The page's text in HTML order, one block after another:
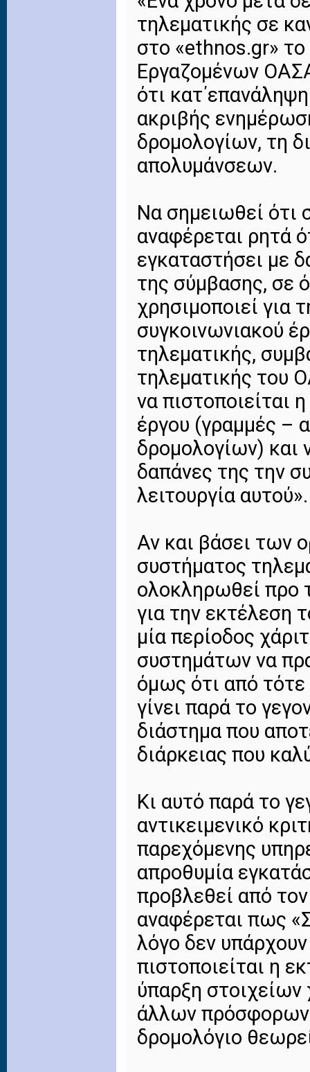
τηλεματικής σε
στο «ethnos.gr»
Εργαζομένων
ότι
ακριβής
δρομολογίων, τη
απολυμάνσεων.
Να σημειωθεί
αναφέρεται ρητά
εγκαταστήσει με
της σύμβασης, σε
χρησιμοποιεί για
συγκοινωνιακού
τηλεματικής,
τηλεματικής του
να πιστοποιείται
έργου (γραμμές –
δρομολογίων) και
δαπάνες της την
λειτουργία αυτού».
Αν και βάσει των
συστήματος
ολοκληρωθεί προ
για την εκτέλεση
μία περίοδος
συστημάτων να
όμως ότι από
γίνει παρά το
διάστημα που
διάρκειας που
Κι αυτό παρά το
αντικειμενικό
παρεχόμενης
απροθυμία
προβλεθεί από
αναφέρεται πως
λόγο δεν
πιστοποιείται η
ύπαρξη
άλλων πρόσφορων
δρομολόγιο